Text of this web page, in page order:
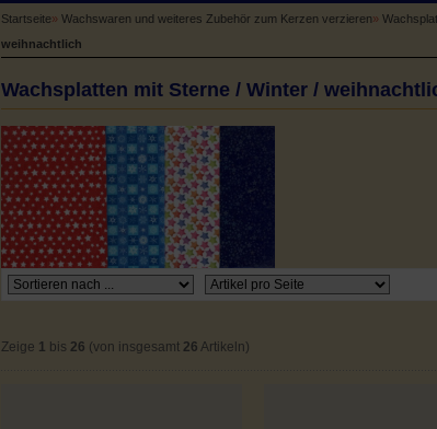
Startseite» Wachswaren und weiteres Zubehör zum Kerzen verzieren»
weihnachtlich
Wachsplatten mit Sterne / Winter /
Zeige 1 bis 26 (von insgesamt 26 Artikeln)